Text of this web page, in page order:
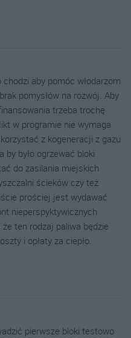
aby pomóc włodarzom
pomysłów na rozwój. Aby
trzeba trochę
w programie nie wymaga
z kogeneracji z gazu
by było ogrzewać bloki
do zasilania miejskich
ścieków czy też
prościej jest wydawać
nieperspyktywicznych
ten rodzaj paliwa będzie
i opłaty za ciepło.
pierwsze bloki testowo